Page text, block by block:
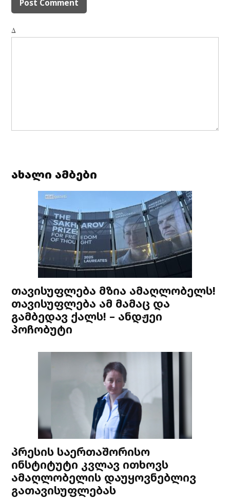
Δ
ახალი ამბები
თავისუფლება მზია ამაღლობელს!
თავისუფლება ამ მამაც და
გამბედავ ქალს! – ანდჟეი
პოჩობუტი
პრესის საერთაშორისო
ინსტიტუტი კვლავ ითხოვს
ამაღლობელის დაუყოვნებლივ
გათავისუფლებას